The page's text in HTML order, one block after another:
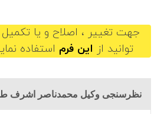
جهت تغییر ، اصلاح و یا
توانید از این فرم استفاده
نظرسنجی وکیل محمدناصر اشرف